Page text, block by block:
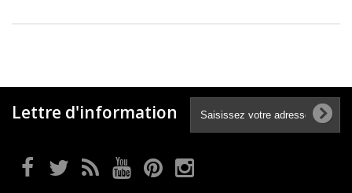
Lettre d'information